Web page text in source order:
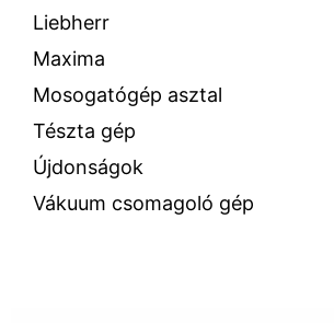
Liebherr
Maxima
Mosogatógép asztal
Tészta gép
Újdonságok
Vákuum csomagoló gép